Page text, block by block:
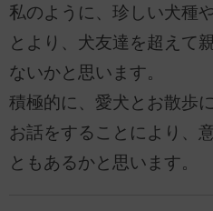
私のように、珍しい犬種
とより、犬友達を超えて
ないかと思います。
積極的に、愛犬とお散歩
お話をすることにより、
ともあるかと思います。